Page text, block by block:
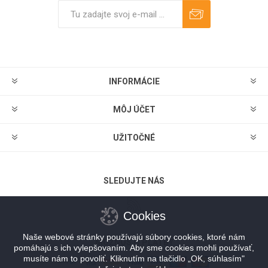
INFORMÁCIE
MÔJ ÚČET
UŽITOČNÉ
SLEDUJTE NÁS
MOŽNOSTI PLATBY
Cookies
Naše webové stránky používajú súbory cookies, ktoré nám
pomáhajú s ich vylepšovaním. Aby sme cookies mohli používať,
musíte nám to povoliť. Kliknutím na tlačidlo „OK, súhlasím"